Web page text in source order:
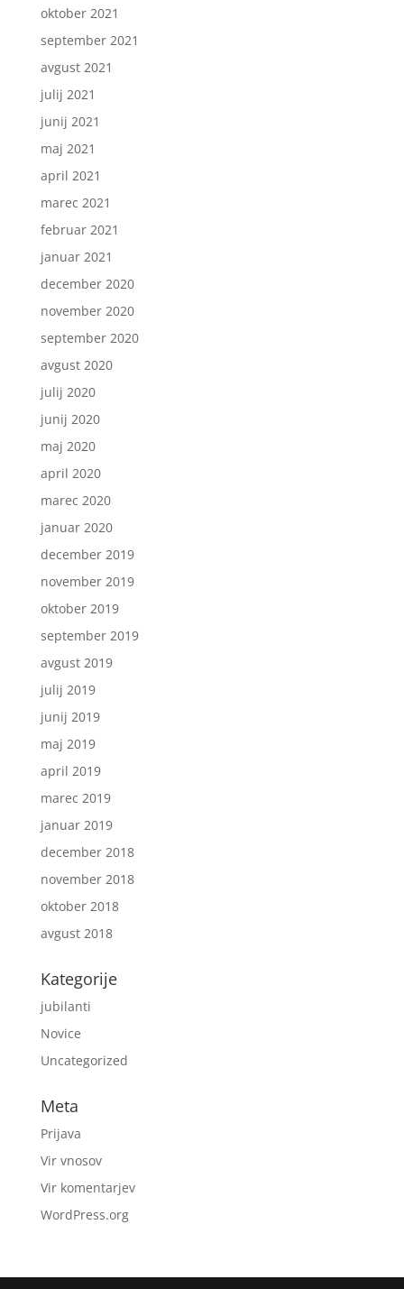
oktober 2021
september 2021
avgust 2021
julij 2021
junij 2021
maj 2021
april 2021
marec 2021
februar 2021
januar 2021
december 2020
november 2020
september 2020
avgust 2020
julij 2020
junij 2020
maj 2020
april 2020
marec 2020
januar 2020
december 2019
november 2019
oktober 2019
september 2019
avgust 2019
julij 2019
junij 2019
maj 2019
april 2019
marec 2019
januar 2019
december 2018
november 2018
oktober 2018
avgust 2018
Kategorije
jubilanti
Novice
Uncategorized
Meta
Prijava
Vir vnosov
Vir komentarjev
WordPress.org